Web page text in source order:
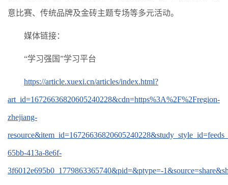
意比赛、传统品牌及金砖主题专场等多元活动。
媒体链接：
“学习强国”学习平台
https://article.xuexi.cn/articles/index.html?
art_id=16726636820605240228&cdn=https%3A%2F%2Fregion-
zhejiang-
65bb-413a-8e6f-
3f6012e695b0_1779863365740&pid=&ptype=-